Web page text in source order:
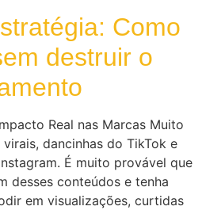
Como
destruir o
Real nas Marcas Muito
dancinhas do TikTok e
É muito provável que
desses conteúdos e tenha
em visualizações, curtidas